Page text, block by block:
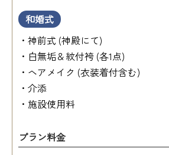
和婚式
・神前式 (神殿にて)
・白無垢＆紋付袴 (各1点)
・ヘアメイク (衣装着付含む)
・介添
・施設使用料
プラン料金